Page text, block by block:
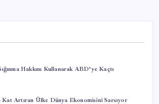
Hakkını Kullanarak ABD’ye Kaçtı
Kat Artıran Ülke Dünya Ekonomisini Sarsıyor